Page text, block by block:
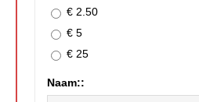
€ 2.50
€ 5
€ 25
Naam::